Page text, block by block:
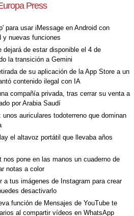
Press
para usar iMessage en Android con
y nuevas funciones
dejará de estar disponible el 4 de
la transición a Gemini
de su aplicación de la App Store a un
contenido ilegal con IA
compañía privada, tras cerrar su venta a
por Arabia Saudí
auriculares todoterreno que dominan
el altavoz portátil que llevaba años
nos pone en las manos un cuaderno de
notas a color
a tus imágenes de Instagram para crear
desactivarlo
función de Mensajes de YouTube te
al compartir vídeos en WhatsApp